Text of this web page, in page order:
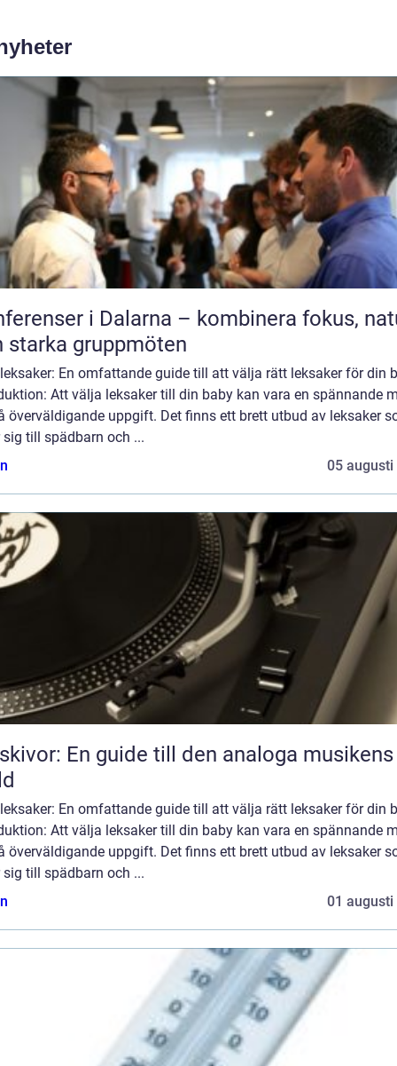
i Dalarna – kombinera fokus,
starka gruppmöten
En omfattande guide till att välja rätt leksaker för din
Att välja leksaker till din baby kan vara en spännande
överväldigande uppgift. Det finns ett brett utbud av leksaker
till spädbarn och ...
05 augusti
En guide till den analoga musikens
En omfattande guide till att välja rätt leksaker för din
Att välja leksaker till din baby kan vara en spännande
överväldigande uppgift. Det finns ett brett utbud av leksaker
till spädbarn och ...
01 augusti